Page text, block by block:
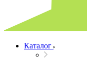
Каталог